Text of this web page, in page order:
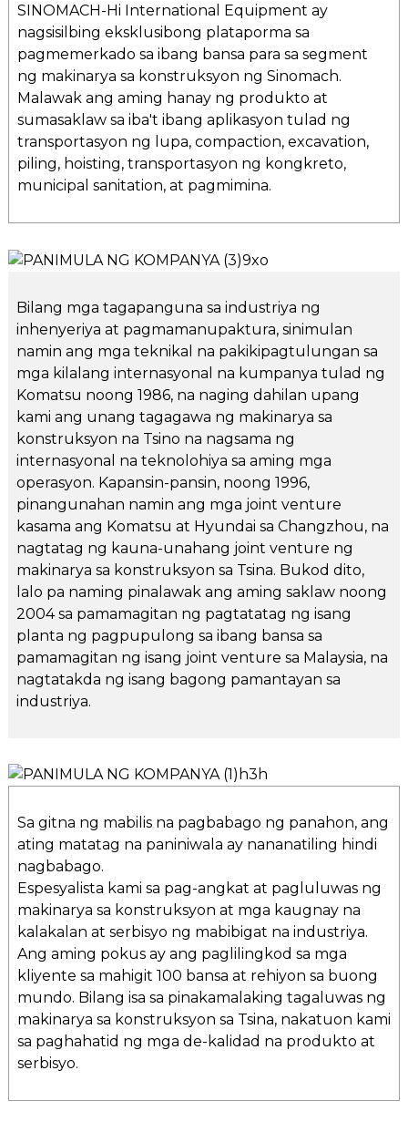
SINOMACH-Hi International Equipment ay
nagsisilbing eksklusibong plataporma sa
pagmemerkado sa ibang bansa para sa segment
ng makinarya sa konstruksyon ng Sinomach.
Malawak ang aming hanay ng produkto at
sumasaklaw sa iba't ibang aplikasyon tulad ng
transportasyon ng lupa, compaction, excavation,
piling, hoisting, transportasyon ng kongkreto,
municipal sanitation, at pagmimina.
Bilang mga tagapanguna sa industriya ng
inhenyeriya at pagmamanupaktura, sinimulan
namin ang mga teknikal na pakikipagtulungan sa
mga kilalang internasyonal na kumpanya tulad ng
Komatsu noong 1986, na naging dahilan upang
kami ang unang tagagawa ng makinarya sa
konstruksyon na Tsino na nagsama ng
internasyonal na teknolohiya sa aming mga
operasyon. Kapansin-pansin, noong 1996,
pinangunahan namin ang mga joint venture
kasama ang Komatsu at Hyundai sa Changzhou, na
nagtatag ng kauna-unahang joint venture ng
makinarya sa konstruksyon sa Tsina. Bukod dito,
lalo pa naming pinalawak ang aming saklaw noong
2004 sa pamamagitan ng pagtatatag ng isang
planta ng pagpupulong sa ibang bansa sa
pamamagitan ng isang joint venture sa Malaysia, na
nagtatakda ng isang bagong pamantayan sa
industriya.
Sa gitna ng mabilis na pagbabago ng panahon, ang
ating matatag na paniniwala ay nananatiling hindi
nagbabago.
Espesyalista kami sa pag-angkat at pagluluwas ng
makinarya sa konstruksyon at mga kaugnay na
kalakalan at serbisyo ng mabibigat na industriya.
Ang aming pokus ay ang paglilingkod sa mga
kliyente sa mahigit 100 bansa at rehiyon sa buong
mundo. Bilang isa sa pinakamalaking tagaluwas ng
makinarya sa konstruksyon sa Tsina, nakatuon kami
sa paghahatid ng mga de-kalidad na produkto at
serbisyo.